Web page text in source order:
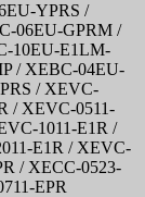
YPRS /
06EU-GPRM /
10EU-E1LM-
/ XEBC-04EU-
/ XEVC-
/ XEVC-0511-
1011-E1R /
E1R / XEVC-
/ XECC-0523-
EPR